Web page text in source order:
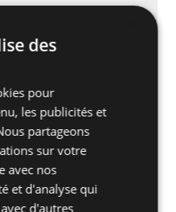
des
pour
les publicités et
partageons
sur votre
avec nos
et d'analyse qui
d'autres